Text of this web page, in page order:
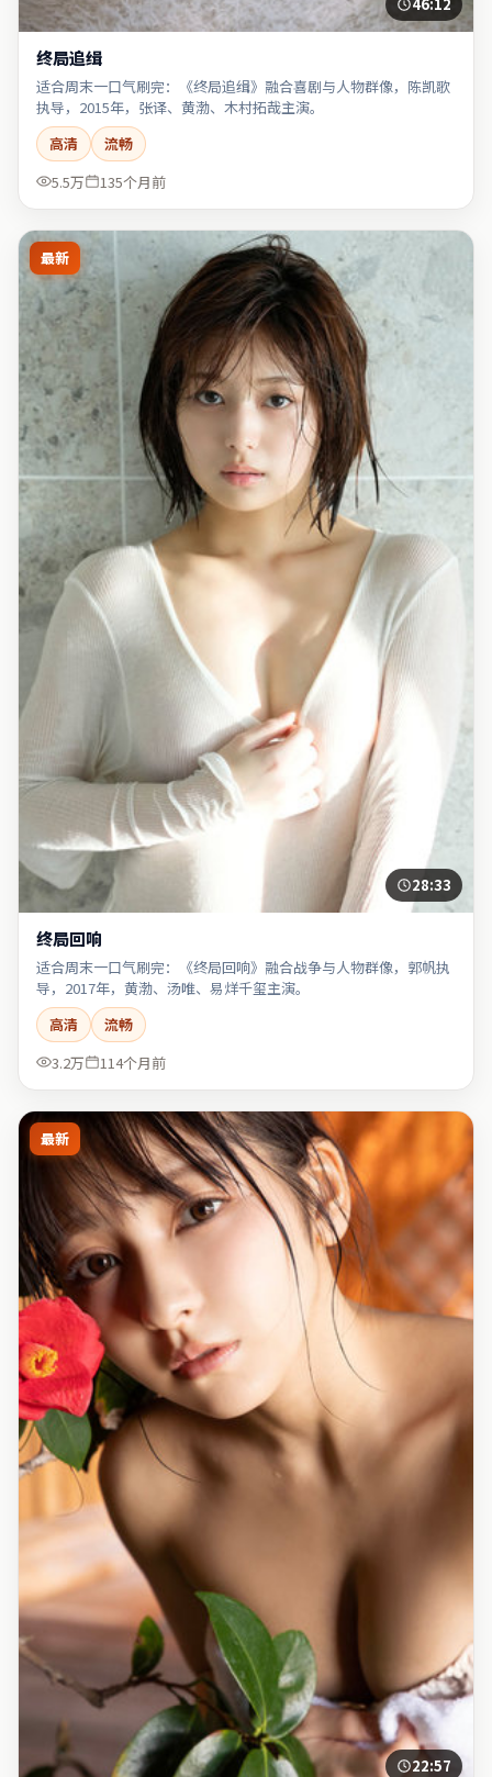
终局追缉
适合周末一口气刷完：《终局追缉》融合喜剧与人物群像，陈凯歌
执导，2015年，张译、黄渤、木村拓哉主演。
高清
流畅
5.5万
135个月前
最新
28:33
终局回响
适合周末一口气刷完：《终局回响》融合战争与人物群像，郭帆执
导，2017年，黄渤、汤唯、易烊千玺主演。
高清
流畅
3.2万
114个月前
最新
22:57